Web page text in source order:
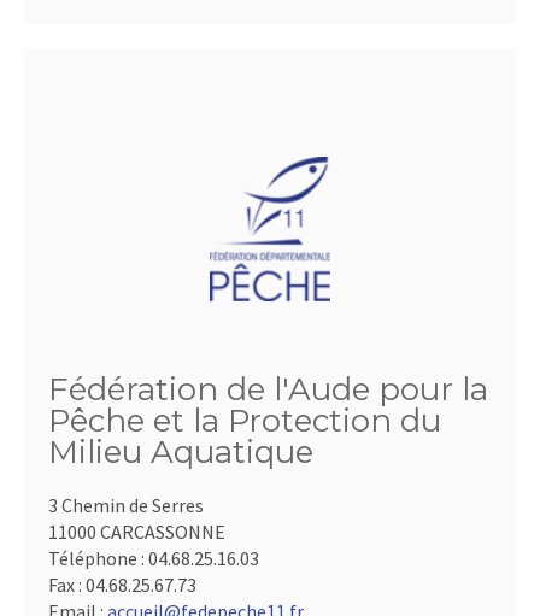
Fédération de l'Aude pour la
Pêche et la Protection du
Milieu Aquatique
3 Chemin de Serres
11000 CARCASSONNE
Téléphone : 04.68.25.16.03
Fax : 04.68.25.67.73
Email : accueil@fedepeche11.fr